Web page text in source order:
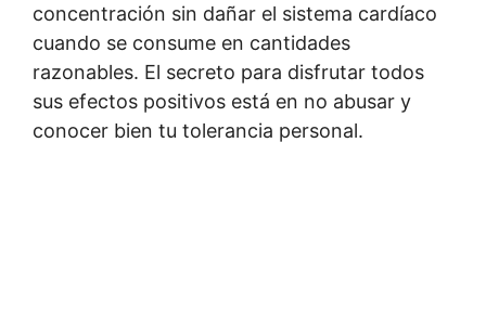
concentración sin dañar el sistema cardíaco
cuando se consume en cantidades
razonables. El secreto para disfrutar todos
sus efectos positivos está en no abusar y
conocer bien tu tolerancia personal.